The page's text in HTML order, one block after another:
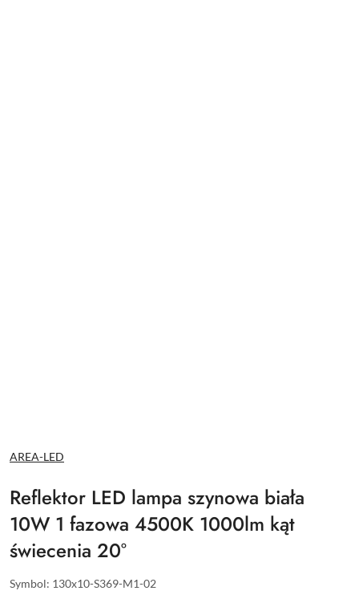
NAZWA
PRODUCENTA:
AREA-LED
Reflektor LED lampa szynowa biała
10W 1 fazowa 4500K 1000lm kąt
świecenia 20°
Symbol: 130x10-S369-M1-02